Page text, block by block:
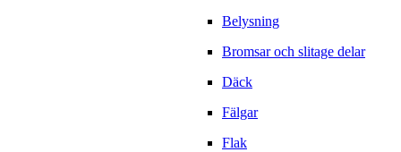
Belysning
Bromsar och slitage delar
Däck
Fälgar
Flak